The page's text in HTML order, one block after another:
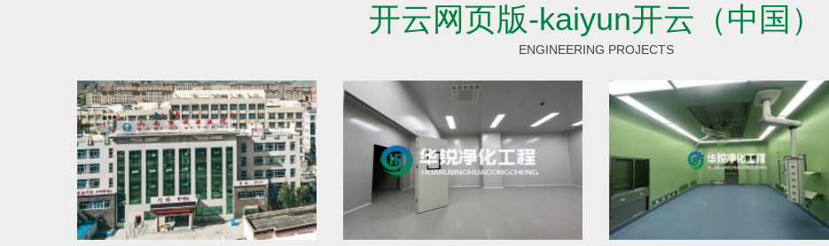
开云网页版-kaiyun开云（中国）
ENGINEERING PROJECTS